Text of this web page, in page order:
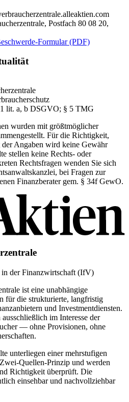
Postfach 80 08 20,
Formular (PDF)
lit. a, b DSGVO; § 5 TMG
wurden mit größtmöglicher
Für die Richtigkeit,
Angaben wird keine Gewähr
stellen keine Rechts- oder
Rechtsfragen wenden Sie sich
bei Fragen zur
Finanzberater gem. § 34f GewO.
in der Finanzwirtschaft (IfV)
ist eine unabhängige
für die strukturierte, langfristig
und Investmentdiensten.
im Interesse der
— ohne Provisionen, ohne
unterliegen einer mehrstufigen
Quellen-Prinzip und werden
Richtigkeit überprüft. Die
einsehbar und nachvollziehbar